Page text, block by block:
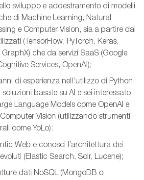
sviluppo e addestramento di modelli
di Machine Learning, Natural
e Computer Vision, sia a partire dai
(TensorFlow, PyTorch, Keras,
che da servizi SaaS (Google
Services, OpenAI);
di esperienza nell'utilizzo di Python
basate su AI e sei interessato
Language Models come OpenAI e
Vision (utilizzando strumenti
come YoLo);
Web e conosci l’architettura dei
(Elastic Search, Solr, Lucene);
dati NoSQL (MongoDB o